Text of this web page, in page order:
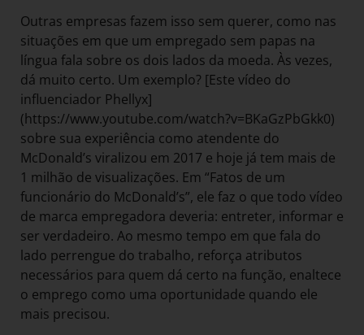
Outras empresas fazem isso sem querer, como nas
situações em que um empregado sem papas na
língua fala sobre os dois lados da moeda. Às vezes,
dá muito certo. Um exemplo? [Este vídeo do
influenciador Phellyx]
(https://www.youtube.com/watch?v=BKaGzPbGkk0)
sobre sua experiência como atendente do
McDonald’s viralizou em 2017 e hoje já tem mais de
1 milhão de visualizações. Em “Fatos de um
funcionário do McDonald’s”, ele faz o que todo vídeo
de marca empregadora deveria: entreter, informar e
ser verdadeiro. Ao mesmo tempo em que fala do
lado perrengue do trabalho, reforça atributos
necessários para quem dá certo na função, enaltece
o emprego como uma oportunidade quando ele
mais precisou.